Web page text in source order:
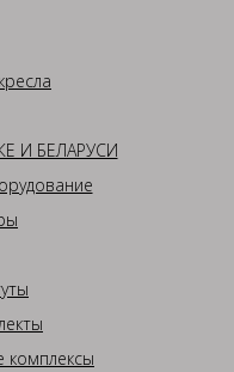
И БЕЛАРУСИ
комплексы